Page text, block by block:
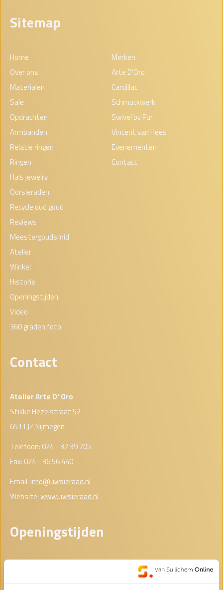
Sitemap
Home
Over ons
Materialen
Sale
Opdrachten
Armbanden
Relatie ringen
Ringen
Hals jewelry
Oorsieraden
Recycle oud goud
Reviews
Meestergoudsmid
Atelier
Winkel
Historie
Openingstijden
Video
360 graden foto
Merken
Arte D'Oro
Cardillac
Schmuckwerk
Swivel by Pur
Vincent van Hees
Evenementen
Contact
Contact
Atelier Arte D' Oro
Stikke Hezelstraat 52
6511 JZ Nijmegen
Telefoon: 024 - 32 39 205
Fax: 024 - 36 56 440
Email: info@uwsieraad.nl
Website:www.uwsieraad.nl
Openingstijden
Dinsdag
Gesloten